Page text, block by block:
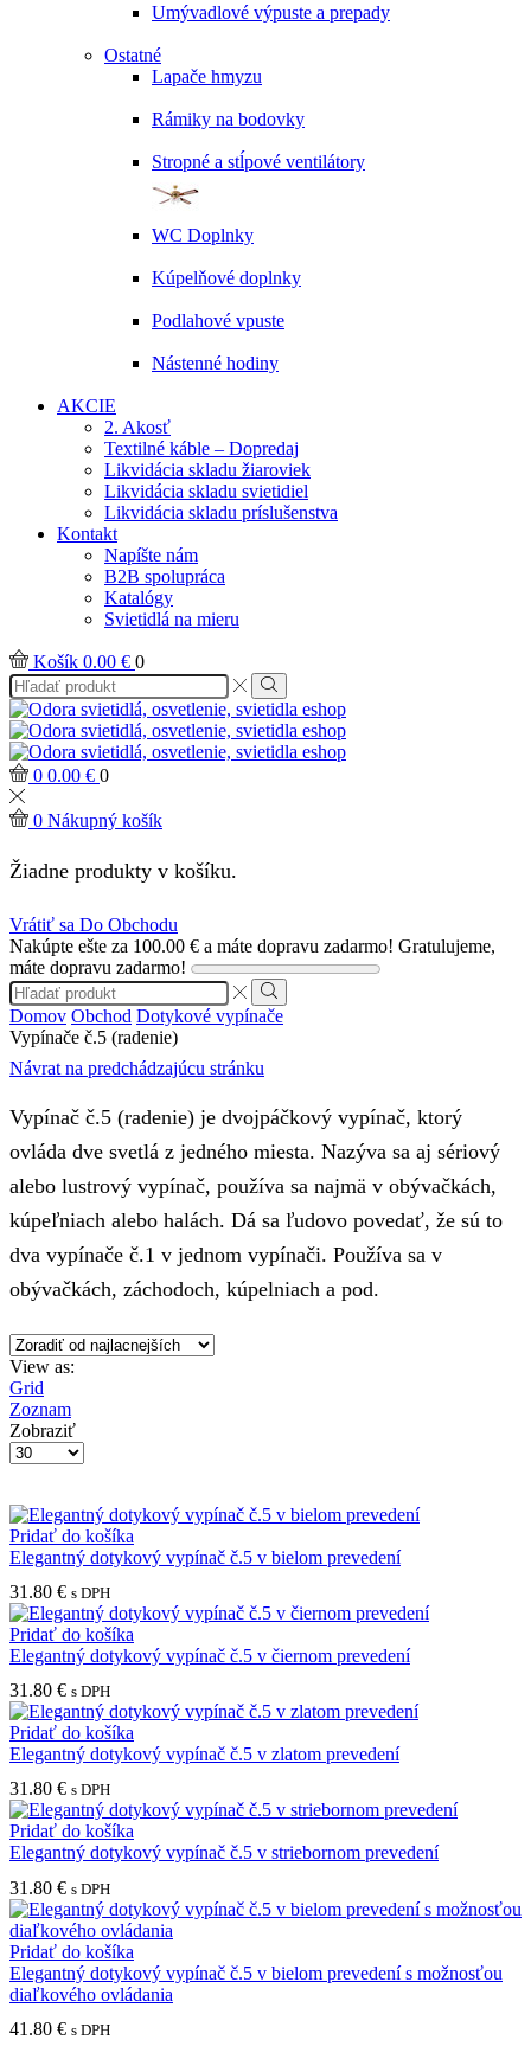
Umývadlové výpuste a prepady
Ostatné
Lapače hmyzu
Rámiky na bodovky
Stropné a stĺpové ventilátory
WC Doplnky
Kúpelňové doplnky
Podlahové vpuste
Nástenné hodiny
AKCIE
2. Akosť
Textilné káble – Dopredaj
Likvidácia skladu žiaroviek
Likvidácia skladu svietidiel
Likvidácia skladu príslušenstva
Kontakt
Napíšte nám
B2B spolupráca
Katalógy
Svietidlá na mieru
Košík 0.00 € 0
Search
input
Search
0 0.00 € 0
0 Nákupný košík
Žiadne produkty v košíku.
Vrátiť sa Do Obchodu
Nakúpte ešte za 100.00 € a máte dopravu zadarmo! Gratulujeme,
máte dopravu zadarmo!
Search
input
Search
Domov Obchod Dotykové vypínače
Vypínače č.5 (radenie)
Návrat na predchádzajúcu stránku
Vypínač č.5 (radenie) je dvojpáčkový vypínač, ktorý
ovláda dve svetlá z jedného miesta. Nazýva sa aj sériový
alebo lustrový vypínač, používa sa najmä v obývačkách,
kúpeľniach alebo halách. Dá sa ľudovo povedať, že sú to
dva vypínače č.1 v jednom vypínači. Používa sa v
obývačkách, záchodoch, kúpelniach a pod.
View as:
Grid
Zoznam
Zobraziť
Produktov
Pridať do košíka
Elegantný dotykový vypínač č.5 v bielom prevedení
31.80 € s DPH
Pridať do košíka
Elegantný dotykový vypínač č.5 v čiernom prevedení
31.80 € s DPH
Pridať do košíka
Elegantný dotykový vypínač č.5 v zlatom prevedení
31.80 € s DPH
Pridať do košíka
Elegantný dotykový vypínač č.5 v striebornom prevedení
31.80 € s DPH
Pridať do košíka
Elegantný dotykový vypínač č.5 v bielom prevedení s možnosťou
diaľkového ovládania
41.80 € s DPH